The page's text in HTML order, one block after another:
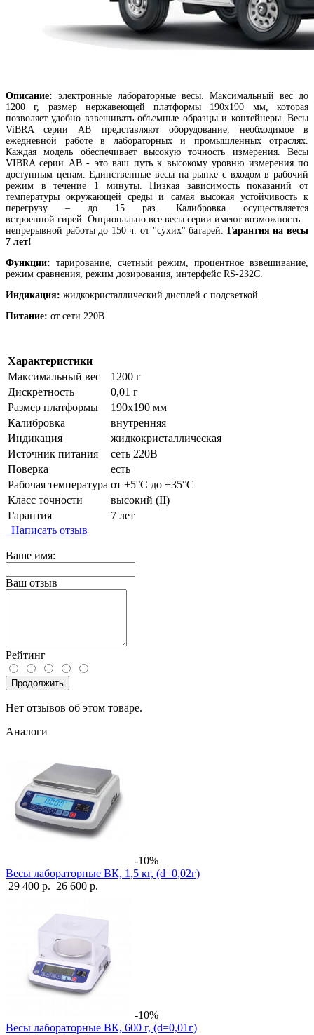
Описание: электронные лабораторные весы. Максимальный вес до
1200 г, размер нержавеющей платформы 190х190 мм, которая
позволяет удобно взвешивать объемные образцы и контейнеры. Весы
ViBRA серии AB представляют оборудование, необходимое в
ежедневной работе в лабораторных и промышленных отраслях.
Каждая модель обеспечивает высокую точность измерения. Весы
VIBRA серии AB - это ваш путь к высокому уровню измерения по
доступным ценам. Единственные весы на рынке с входом в рабочий
режим в течение 1 минуты. Низкая зависимость показаний от
температуры окружающей среды и самая высокая устойчивость к
перегрузу – до 15 раз. Калибровка осуществляется
встроенной гирей. Опционально все весы серии имеют возможность
непрерывной работы до 150 ч. от "сухих" батарей. Гарантия на весы
7 лет!
Функции: тарирование, счетный режим, процентное взвешивание,
режим сравнения, режим дозирования, интерфейс RS-232C.
Индикация: жидкокристаллический дисплей с подсветкой.
Питание: от сети 220В.
Характеристики
Максимальный вес
1200 г
Дискретность
0,01 г
Размер платформы
190х190 мм
Калибровка
внутренняя
Индикация
жидкокристаллическая
Источник питания
сеть 220В
Поверка
есть
Рабочая температура от +5°C до +35°C
Класс точности
высокий (II)
Гарантия
7 лет
Написать отзыв
Ваше имя:
Ваш отзыв
Рейтинг
Продолжить
Нет отзывов об этом товаре.
Аналоги
-10%
Весы лабораторные ВК, 1,5 кг, (d=0,02г)
29 400 р. 26 600 р.
-10%
Весы лабораторные ВК, 600 г, (d=0,01г)